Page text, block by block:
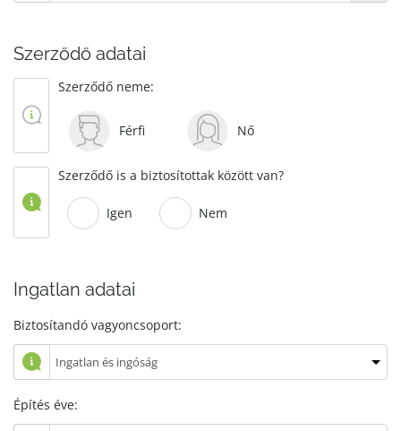
Szerződő adatai
Szerződő neme:
Férfi Nő
Szerződő is a biztosítottak között van?
Igen Nem
Ingatlan adatai
Biztosítandó vagyoncsoport:
Építés éve: